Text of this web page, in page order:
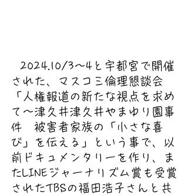
2024.10/3〜4と宇都宮で開催
された、マスコミ倫理懇談会
「人権報道の新たな視点を求め
て～津久井津久井やまゆり園事
件　被害者家族の「小さな喜
び」を伝える」という事で、以
前ドキュメンタリーを作り、ま
たLINEジャーナリズム賞も受賞
されたTBSの福田浩子さんと共